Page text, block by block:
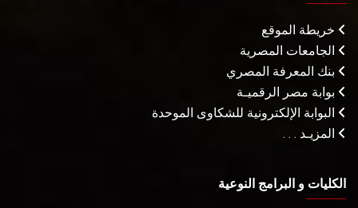
خريطة الموقع
الجامعات المصرية
بنك المعرفة المصري
بوابة مصر الرقميـة
البوابة الإلكترونية للشكاوى الموحدة
المزيـد . . .
الكليات و البرامج النوعية